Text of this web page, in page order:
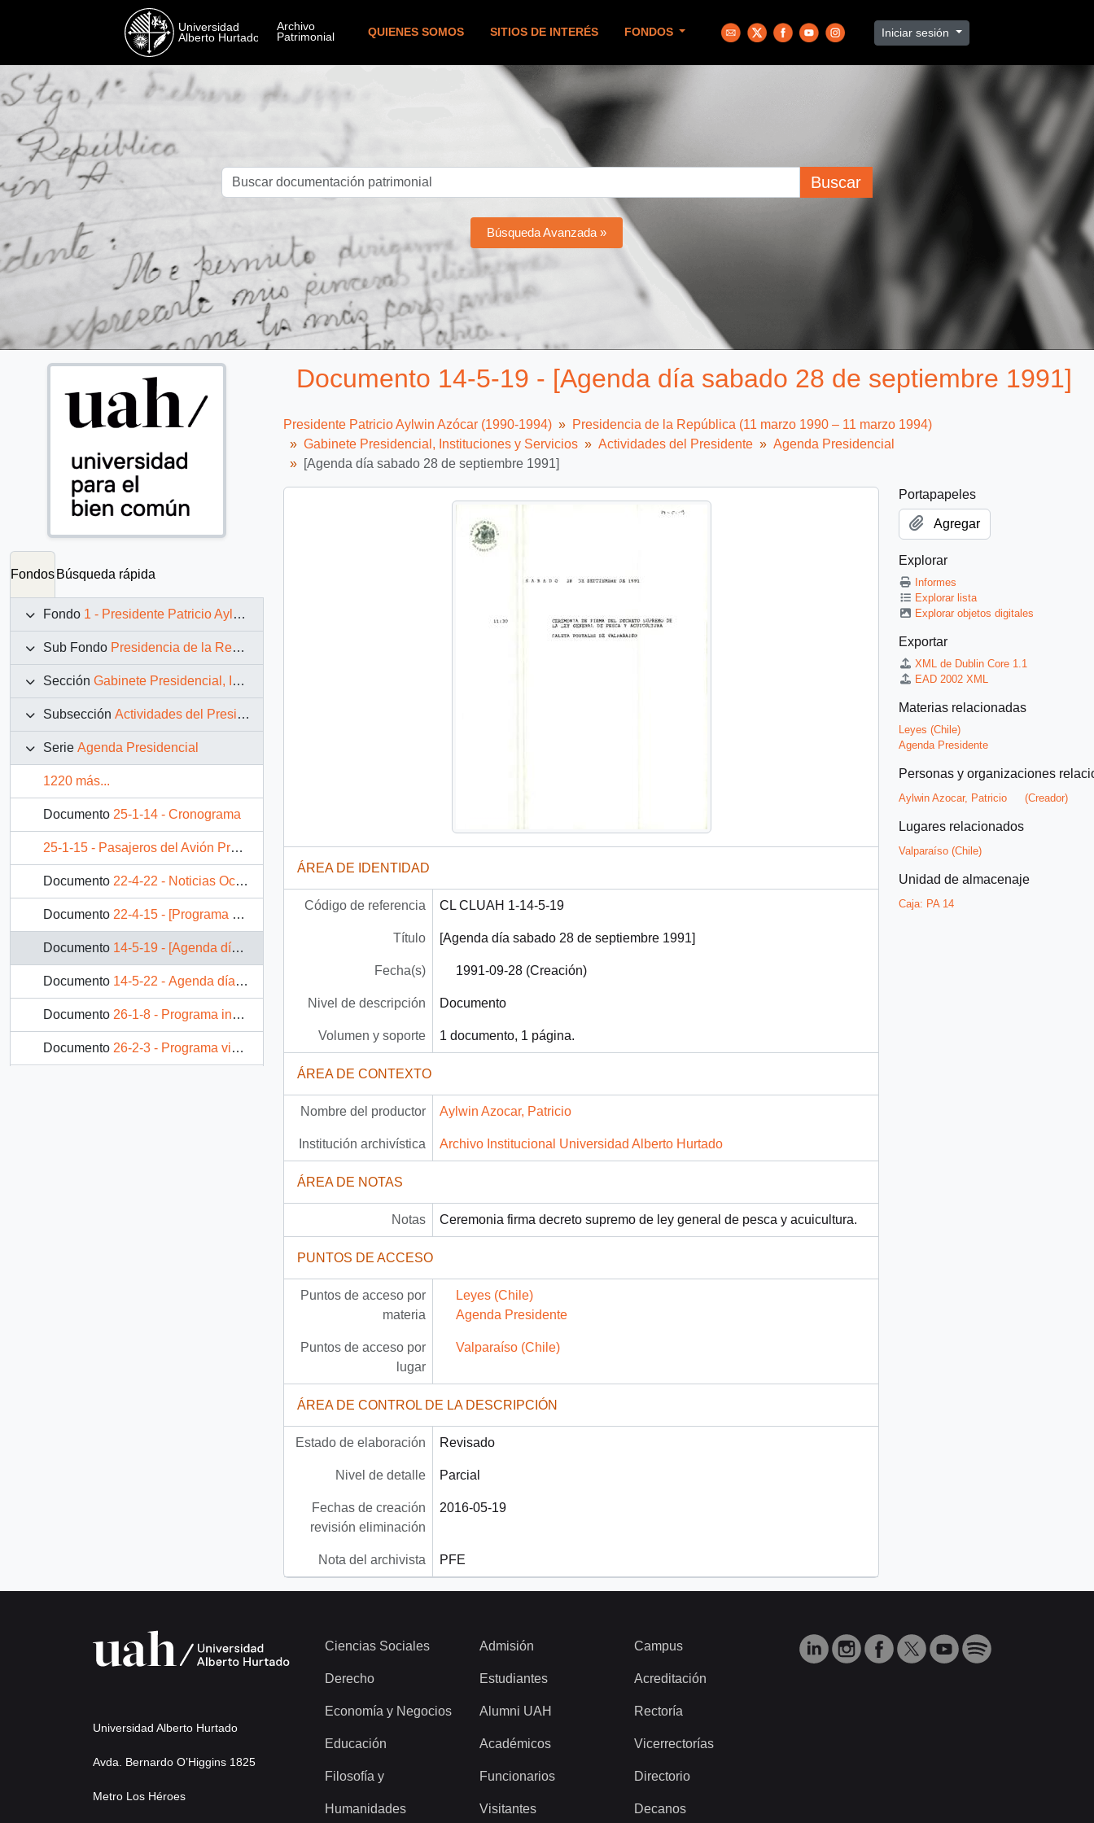
QUIENES SOMOS SITIOS DE INTERÉS FONDOS Iniciar sesión
Buscar
Búsqueda Avanzada »
Fondos Búsqueda rápida
Fondo 1 - Presidente Patricio Aylwin Azócar (1990-1994)
Sub Fondo Presidencia de la República (11 marzo 1990 – 11 marzo 1994)
Sección Gabinete Presidencial, Instituciones y Servicios
Subsección Actividades del Presidente
Serie Agenda Presidencial
1220 más...
Documento 25-1-14 - Cronograma
25-1-15 - Pasajeros del Avión Presidencial
Documento 22-4-22 - Noticias Octava región junio, julio y agosto de 1992
Documento 22-4-15 - [Programa Presidencial tentativo visita de S.E a Chillán ]
Documento 14-5-19 - [Agenda día sabado 28 de septiembre 1991]
Documento 14-5-22 - Agenda día martes 1 de octubre 1991
Documento 26-1-8 - Programa inauguración obras embalse convento viejo Chimbarongo
Documento 26-2-3 - Programa visita de S.E San Felipe-Valparaiso
Documento 14-5-19 - [Agenda día sabado 28 de septiembre 1991]
Presidente Patricio Aylwin Azócar (1990-1994)
Presidencia de la República (11 marzo 1990 – 11 marzo 1994)
Gabinete Presidencial, Instituciones y Servicios
Actividades del Presidente
Agenda Presidencial
[Agenda día sabado 28 de septiembre 1991]
ÁREA DE IDENTIDAD
Código de referencia CL CLUAH 1-14-5-19
Título [Agenda día sabado 28 de septiembre 1991]
Fecha(s) 1991-09-28 (Creación)
Nivel de descripción Documento
Volumen y soporte 1 documento, 1 página.
ÁREA DE CONTEXTO
Nombre del productor Aylwin Azocar, Patricio
Institución archivística Archivo Institucional Universidad Alberto Hurtado
ÁREA DE NOTAS
Notas Ceremonia firma decreto supremo de ley general de pesca y acuicultura.
PUNTOS DE ACCESO
Puntos de acceso por
materia
Leyes (Chile)
Agenda Presidente
Puntos de acceso por
lugar
Valparaíso (Chile)
ÁREA DE CONTROL DE LA DESCRIPCIÓN
Estado de elaboración Revisado
Nivel de detalle Parcial
Fechas de creación
revisión eliminación
2016-05-19
Nota del archivista PFE
Portapapeles
Agregar
Explorar
Informes
Explorar lista
Explorar objetos digitales
Exportar
XML de Dublin Core 1.1
EAD 2002 XML
Materias relacionadas
Leyes (Chile)
Agenda Presidente
Personas y organizaciones
Aylwin Azocar, Patricio (Creador)
Lugares relacionados
Valparaíso (Chile)
Unidad de almacenaje
Caja: PA 14
Universidad Alberto Hurtado
Avda. Bernardo O’Higgins 1825
Metro Los Héroes
Ciencias Sociales
Derecho
Economía y Negocios
Educación
Filosofía y
Humanidades
Admisión
Estudiantes
Alumni UAH
Académicos
Funcionarios
Visitantes
Campus
Acreditación
Rectoría
Vicerrectorías
Directorio
Decanos